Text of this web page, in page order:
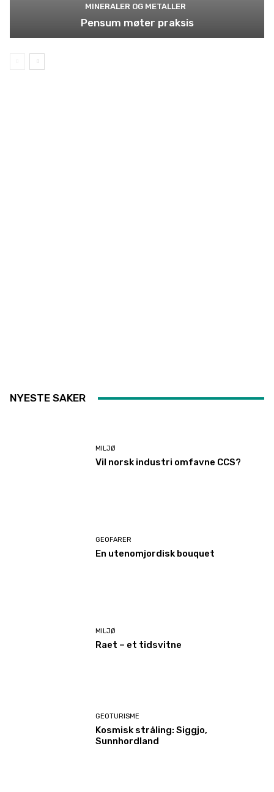
MINERALER OG METALLER
Pensum møter praksis
NYESTE SAKER
MILJØ
Vil norsk industri omfavne CCS?
GEOFARER
En utenomjordisk bouquet
MILJØ
Raet – et tidsvitne
GEOTURISME
Kosmisk stråling: Siggjo,
Sunnhordland